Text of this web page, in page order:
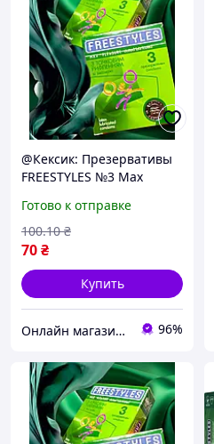
@Кексик: Презервативы
FREESTYLES №3 Max
Анонимная доставка
Готово к отправке
70₴
100.10 ₴
Купить
Онлайн магазин - Кексик🧁 96%